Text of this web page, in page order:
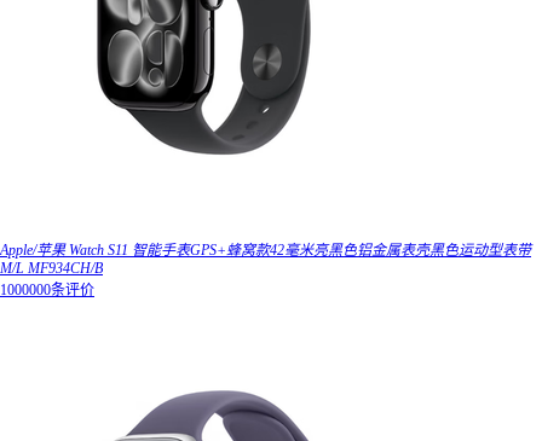
Apple/苹果 Watch S11 智能手表GPS+蜂窝款42毫米亮黑色铝金属表壳黑色运动型表带
M/L MF934CH/B
1000000条评价